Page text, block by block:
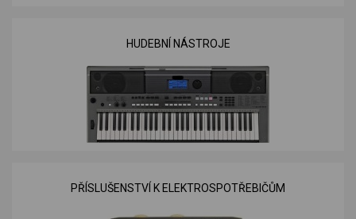
HUDEBNÍ NÁSTROJE
PŘÍSLUŠENSTVÍ K ELEKTROSPOTŘEBIČŮM